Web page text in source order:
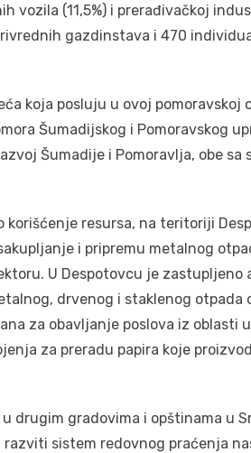
vozila (11,5%) i prerađivačkoj
gazdinstava i 470
koja posluju u ovoj pomoravskoj
Šumadijskog i Pomoravskog
Šumadije i Pomoravlja, obe sa
korišćenje resursa, na teritoriji
i pripremu metalnog
U Despotovcu je zastupljeno
drvenog i staklenog otpada
za obavljanje poslova iz oblasti
za preradu papira koje
drugim gradovima i opštinama u
sistem redovnog praćenja